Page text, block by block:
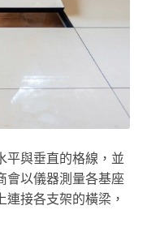
平與垂直的格線，並
會以儀器測量各基座
接各支架的橫梁，